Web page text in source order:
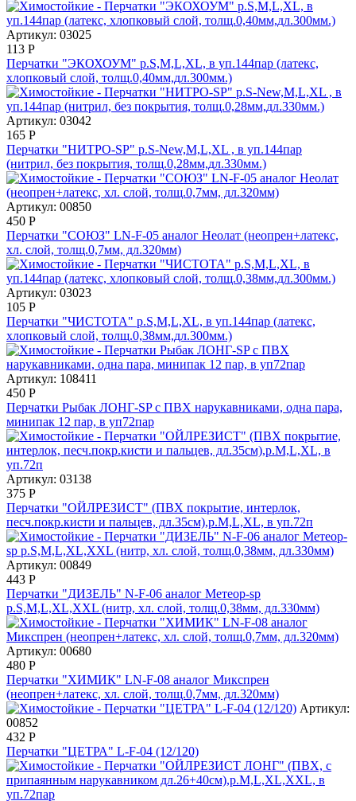
Артикул: 03025
113 Р
Перчатки "ЭКОХОУМ" р.S,M,L,XL, в уп.144пар (латекс,
хлопковый слой, толщ.0,40мм,дл.300мм.)
Артикул: 03042
165 Р
Перчатки "НИТРО-SP" р.S-New,M,L,XL , в уп.144пар
(нитрил, без покрытия, толщ.0,28мм,дл.330мм.)
Артикул: 00850
450 Р
Перчатки "СОЮЗ" LN-F-05 аналог Неолат (неопрен+латекс,
хл. слой, толщ.0,7мм, дл.320мм)
Артикул: 03023
105 Р
Перчатки "ЧИСТОТА" р.S,M,L,XL, в уп.144пар (латекс,
хлопковый слой, толщ.0,38мм,дл.300мм.)
Артикул: 108411
450 Р
Перчатки Рыбак ЛОНГ-SP с ПВХ нарукавниками, одна пара,
минипак 12 пар, в уп72пар
Артикул: 03138
375 Р
Перчатки "ОЙЛРЕЗИСТ" (ПВХ покрытие, интерлок,
песч.покр.кисти и пальцев, дл.35см),р.M,L,XL, в уп.72п
Артикул: 00849
443 Р
Перчатки "ДИЗЕЛЬ" N-F-06 аналог Метеор-sp
р.S,M,L,XL,XXL (нитр, хл. слой, толщ.0,38мм, дл.330мм)
Артикул: 00680
480 Р
Перчатки "ХИМИК" LN-F-08 аналог Микспрен
(неопрен+латекс, хл. слой, толщ.0,7мм, дл.320мм)
Артикул:
00852
432 Р
Перчатки "ЦЕТРА" L-F-04 (12/120)